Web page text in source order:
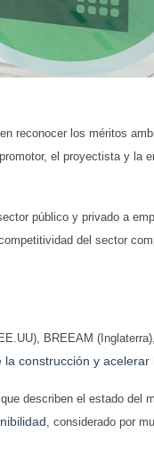
reconocer los méritos
el proyectista y la
público y privado a
del sector
BREEAM
la construcción y
describen el estado del
, considerado por